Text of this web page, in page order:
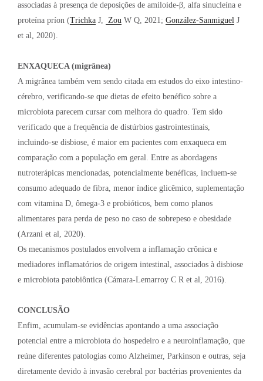
associadas à presença de deposições de amiloide-β, alfa sinucleína e
proteína príon (Trichka J, Zou W Q, 2021; González-Sanmiguel J
et al, 2020).
ENXAQUECA (migrânea)
A migrânea também vem sendo citada em estudos do eixo intestino-
cérebro, verificando-se que dietas de efeito benéfico sobre a
microbiota parecem cursar com melhora do quadro. Tem sido
verificado que a frequência de distúrbios gastrointestinais,
incluindo-se disbiose, é maior em pacientes com enxaqueca em
comparação com a população em geral. Entre as abordagens
nutroterápicas mencionadas, potencialmente benéficas, incluem-se
consumo adequado de fibra, menor índice glicêmico, suplementação
com vitamina D, ômega-3 e probióticos, bem como planos
alimentares para perda de peso no caso de sobrepeso e obesidade
(Arzani et al, 2020).
Os mecanismos postulados envolvem a inflamação crônica e
mediadores inflamatórios de origem intestinal, associados à disbiose
e microbiota patobiôntica (Cámara-Lemarroy C R et al, 2016).
CONCLUSÃO
Enfim, acumulam-se evidências apontando a uma associação
potencial entre a microbiota do hospedeiro e a neuroinflamação, que
reúne diferentes patologias como Alzheimer, Parkinson e outras, seja
diretamente devido à invasão cerebral por bactérias provenientes da